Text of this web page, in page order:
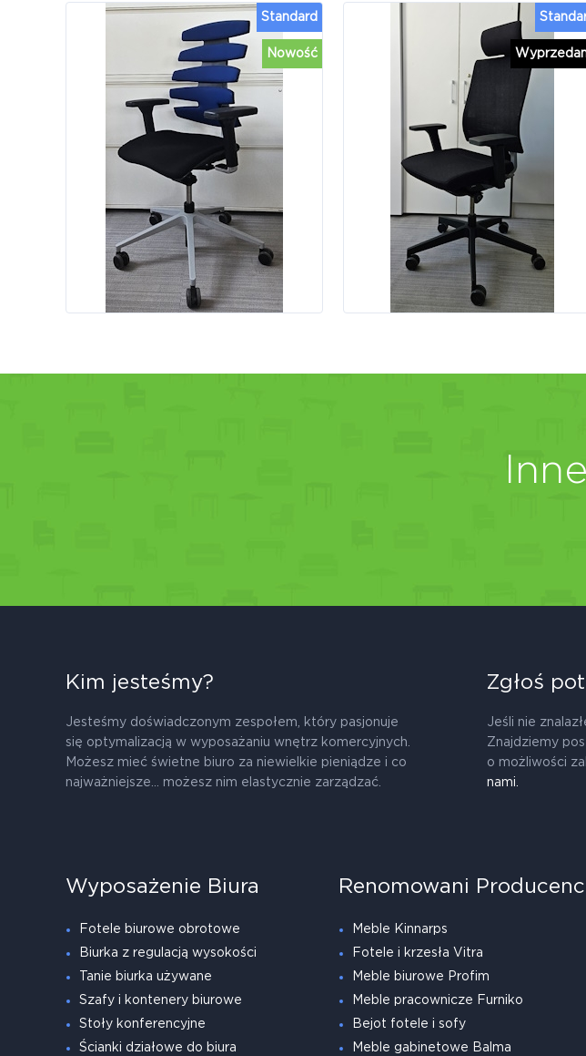
Nowość
Standard
Inne
Kim jesteśmy?
Jesteśmy doświadczonym zespołem, który pasjonuje
się optymalizacją w wyposażaniu wnętrz komercyjnych.
Możesz mieć świetne biuro za niewielkie pieniądze i co
najważniejsze... możesz nim elastycznie zarządzać.
Zgłoś
Jeśli nie
Znajdziemy
o możliwości
nami.
Wyposażenie Biura
Fotele biurowe obrotowe
Biurka z regulacją wysokości
Tanie biurka używane
Szafy i kontenery biurowe
Stoły konferencyjne
Ścianki działowe do biura
Renomowani
Meble Kinnarps
Fotele i krzesła Vitra
Meble biurowe Profim
Meble pracownicze Furniko
Bejot fotele i sofy
Meble gabinetowe Balma